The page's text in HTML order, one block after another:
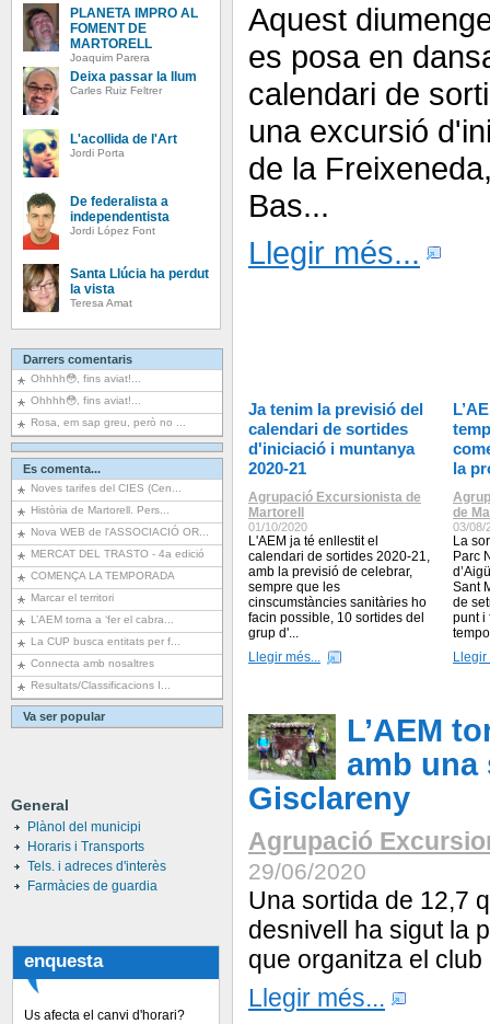
PLANETA IMPRO AL
FOMENT DE
MARTORELL
Joaquim Parera
Deixa passar la llum
Carles Ruiz Feltrer
L'acollida de l'Art
Jordi Porta
De federalista a
independentista
Jordi López Font
Santa Llúcia ha perdut
la vista
Teresa Amat
Darrers comentaris
Ohhhh😳, fins aviat!...
Ohhhh😳, fins aviat!...
Rosa, em sap greu, però no ...
Es comenta...
Noves tarifes del CIES (Cen...
Història de Martorell. Pers...
Nova WEB de l'ASSOCIACIÓ OR...
MERCAT DEL TRASTO - 4a edició
COMENÇA LA TEMPORADA
Marcar el territori
L’AEM torna a ‘fer el cabra...
La CUP busca entitats per f...
Connecta amb nosaltres
Resultats/Classificacions I...
Va ser popular
General
Plànol del municipi
Horaris i Transports
Tels. i adreces d'interès
Farmàcies de guardia
enquesta
Us afecta el canvi d'horari?
Aquest
es posa en
calendari de
una excursió
de la
Bas...
Llegir més...
Ja tenim la previsió del
calendari de sortides
d'iniciació i muntanya
2020-21
Agrupació Excursionista de
Martorell
01/10/2020
L'AEM ja té enllestit el
calendari de sortides 2020-21,
amb la previsió de celebrar,
sempre que les
cinscumstàncies sanitàries ho
facin possible, 10 sortides del
grup d'...
Llegir més...
la
de
03/08/
La
Parc
Sant
de
punt i
Llegir
L’AEM
amb una
Gisclareny
Agrupació
29/06/2020
Una sortida de 12,7
desnivell ha sigut la
que organitza el
Llegir més...